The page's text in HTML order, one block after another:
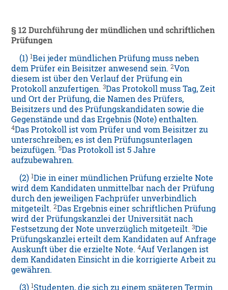
§ 12 Durchführung der mündlichen und schriftlichen
Prüfungen
(1)1Bei jeder mündlichen Prüfung muss neben
dem Prüfer ein Beisitzer anwesend sein.2Von
diesem ist über den Verlauf der Prüfung ein
Protokoll anzufertigen.3Das Protokoll muss Tag, Zeit
und Ort der Prüfung, die Namen des Prüfers,
Beisitzers und des Prüfungskandidaten sowie die
Gegenstände und das Ergebnis (Note) enthalten.
4Das Protokoll ist vom Prüfer und vom Beisitzer zu
unterschreiben; es ist den Prüfungsunterlagen
beizufügen.5Das Protokoll ist 5 Jahre
aufzubewahren.
(2)1Die in einer mündlichen Prüfung erzielte Note
wird dem Kandidaten unmittelbar nach der Prüfung
durch den jeweiligen Fachprüfer unverbindlich
mitgeteilt.2Das Ergebnis einer schriftlichen Prüfung
wird der Prüfungskanzlei der Universität nach
Festsetzung der Note unverzüglich mitgeteilt.3Die
Prüfungskanzlei erteilt dem Kandidaten auf Anfrage
Auskunft über die erzielte Note.4Auf Verlangen ist
dem Kandidaten Einsicht in die korrigierte Arbeit zu
gewähren.
(3)1Studenten, die sich zu einem späteren Termin